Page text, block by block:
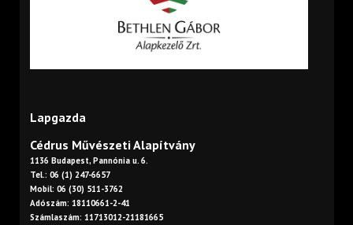
Lapgazda
Cédrus Művészeti Alapítvány
1136 Budapest, Pannónia u. 6.
Tel.: 06 (1) 247-6657
Mobil: 06 (30) 511-3762
Adószám: 18110661-2-41
Számlaszám: 11713012-21181665